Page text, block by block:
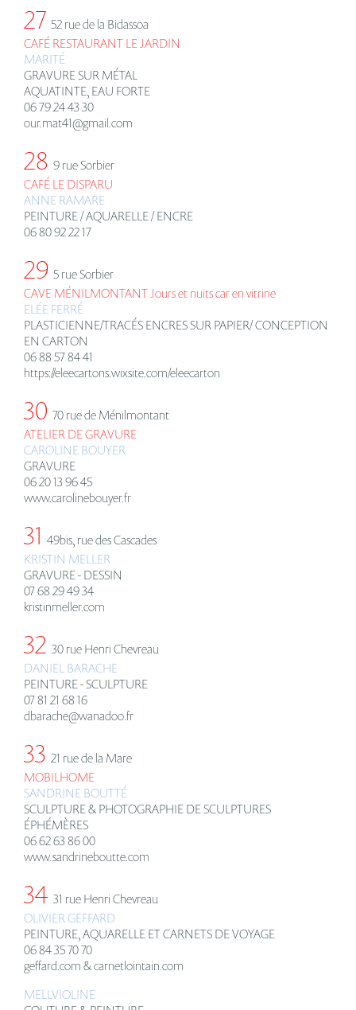
27 52 rue de la Bidassoa
CAFÉ RESTAURANT LE JARDIN
MARITÉ
GRAVURE SUR MÉTAL
AQUATINTE, EAU FORTE
06 79 24 43 30
our.mat41@gmail.com
28 9 rue Sorbier
CAFÉ LE DISPARU
ANNE RAMARE
PEINTURE / AQUARELLE / ENCRE
06 80 92 22 17
29 5 rue Sorbier
CAVE MÉNILMONTANT Jours et nuits car en vitrine
ELÉE FERRÉ
PLASTICIENNE/TRACÉS ENCRES SUR PAPIER/ CONCEPTION
EN CARTON
06 88 57 84 41
https://eleecartons.wixsite.com/eleecarton
30 70 rue de Ménilmontant
ATELIER DE GRAVURE
CAROLINE BOUYER
GRAVURE
06 20 13 96 45
www.carolinebouyer.fr
31 49bis, rue des Cascades
KRISTIN MELLER
GRAVURE - DESSIN
07 68 29 49 34
kristinmeller.com
32 30 rue Henri Chevreau
DANIEL BARACHE
PEINTURE - SCULPTURE
07 81 21 68 16
dbarache@wanadoo.fr
33 21 rue de la Mare
MOBILHOME
SANDRINE BOUTTÉ
SCULPTURE & PHOTOGRAPHIE DE SCULPTURES
ÉPHÉMÈRES
06 62 63 86 00
www.sandrineboutte.com
34 31 rue Henri Chevreau
OLIVIER GEFFARD
PEINTURE, AQUARELLE ET CARNETS DE VOYAGE
06 84 35 70 70
geffard.com & carnetlointain.com
MELLVIOLINE